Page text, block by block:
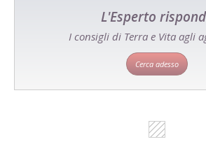
L'Esperto
I consigli di Terra e Vita agli
Cerca adesso